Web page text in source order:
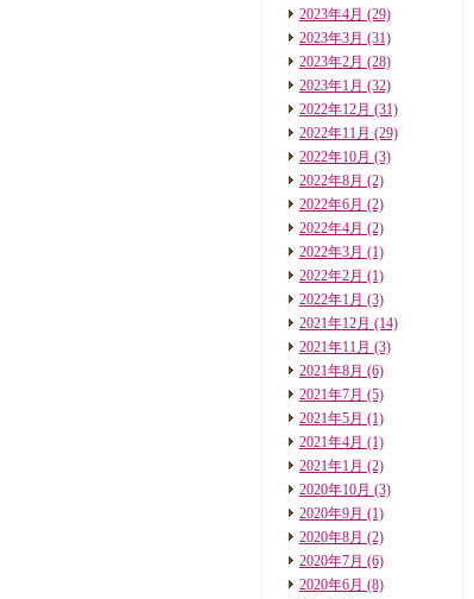
2023年4月 (29)
2023年3月 (31)
2023年2月 (28)
2023年1月 (32)
2022年12月 (31)
2022年11月 (29)
2022年10月 (3)
2022年8月 (2)
2022年6月 (2)
2022年4月 (2)
2022年3月 (1)
2022年2月 (1)
2022年1月 (3)
2021年12月 (14)
2021年11月 (3)
2021年8月 (6)
2021年7月 (5)
2021年5月 (1)
2021年4月 (1)
2021年1月 (2)
2020年10月 (3)
2020年9月 (1)
2020年8月 (2)
2020年7月 (6)
2020年6月 (8)